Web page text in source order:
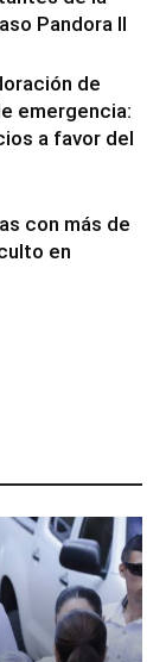
Pandora II
de
emergencia:
a favor del
con más de
en